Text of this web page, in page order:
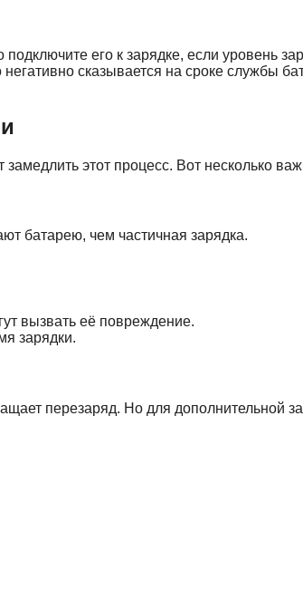
его к зарядке, если уровень
сказывается на сроке службы
этот процесс. Вот несколько
батарею, чем частичная зарядка.
вызвать её повреждение.
зарядки.
перезаряд. Но для дополнительной